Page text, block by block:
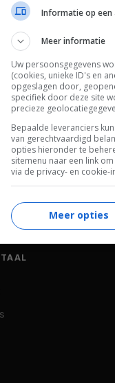
dochter Hana
regisseur
18.08.2023
om de Oscar-
Informatie op een
Meer informatie
Uw persoonsgegevens
(cookies, unieke ID's en
opgeslagen door,
specifiek door deze site
precieze
Bepaalde leveranciers
van gerechtvaardigd
opties hieronder te
sitemenu naar een link
via de privacy- en cookie-
Meer opties